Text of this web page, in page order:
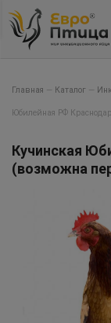
Главная — Каталог —
Юбилейная РФ
Кучинская
(возможна